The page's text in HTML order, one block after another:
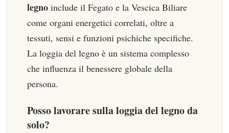
legno include il Fegato e la Vescica Biliare
come organi energetici correlati, oltre a
tessuti, sensi e funzioni psichiche specifiche.
La loggia del legno è un sistema complesso
che influenza il benessere globale della
persona.
Posso lavorare sulla loggia del legno da
solo?